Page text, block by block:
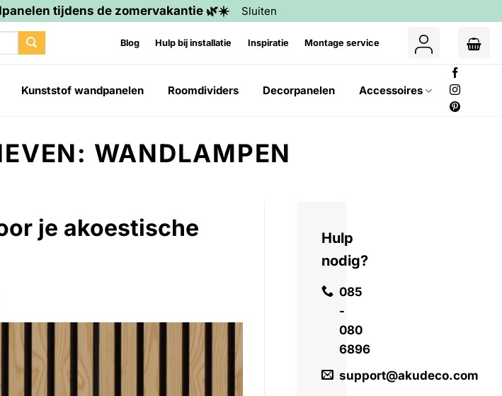
tijdens de zomervakantie 🌿☀️ Sluiten
Blog Hulp bij installatie Inspiratie Montage service
Kunststof wandpanelen Roomdividers Decorpanelen Accessoires
WANDLAMPEN
je akoestische
Hulp
nodig?
085
-
080
6896
support@akudeco.com